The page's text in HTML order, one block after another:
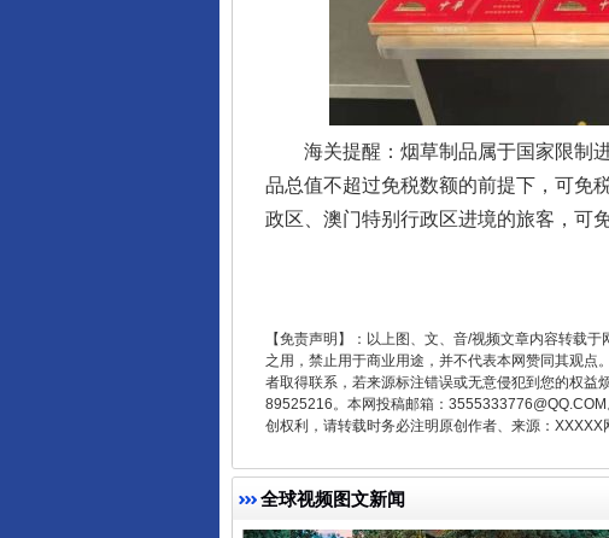
海关提醒：烟草制品属于国家限制进
品总值不超过免税数额的前提下，可免
政区、澳门特别行政区进境的旅客，可
【免责声明】：以上图、文、音/视频文章内容转载
之用，禁止用于商业用途，并不代表本网赞同其观
者取得联系，若来源标注错误或无意侵犯到您的权
89525216。本网投稿邮箱：
创权利，请转载时务必注明原创作者、来源：XXXXX
全球视频图文新闻
东山县通报“牛蛙产品抗生素超标问题”
千年窑火 生生不息